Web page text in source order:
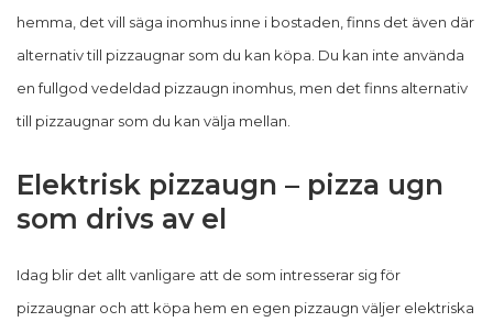
hemma, det vill säga inomhus inne i bostaden, finns det även där
alternativ till pizzaugnar som du kan köpa. Du kan inte använda
en fullgod vedeldad pizzaugn inomhus, men det finns alternativ
till pizzaugnar som du kan välja mellan.
Elektrisk pizzaugn – pizza ugn
som drivs av el
Idag blir det allt vanligare att de som intresserar sig för
pizzaugnar och att köpa hem en egen pizzaugn väljer elektriska